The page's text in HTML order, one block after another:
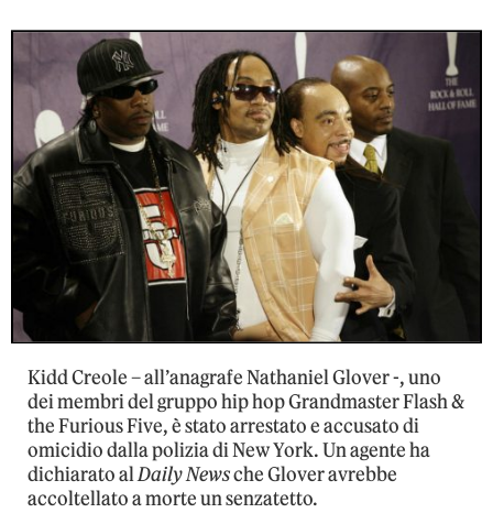
Kidd Creole – all’anagrafe Nathaniel Glover -, uno
dei membri del gruppo hip hop Grandmaster Flash &
the Furious Five, è stato arrestato e accusato di
omicidio dalla polizia di New York. Un agente ha
dichiarato alDaily Newsche Glover avrebbe
accoltellato a morte un senzatetto.